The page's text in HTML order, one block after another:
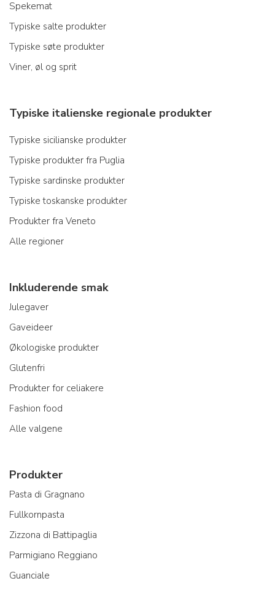
Spekemat
Typiske salte produkter
Typiske søte produkter
Viner, øl og sprit
Typiske italienske regionale produkter
Typiske sicilianske produkter
Typiske produkter fra Puglia
Typiske sardinske produkter
Typiske toskanske produkter
Produkter fra Veneto
Alle regioner
Inkluderende smak
Julegaver
Gaveideer
Økologiske produkter
Glutenfri
Produkter for celiakere
Fashion food
Alle valgene
Produkter
Pasta di Gragnano
Fullkornpasta
Zizzona di Battipaglia
Parmigiano Reggiano
Guanciale